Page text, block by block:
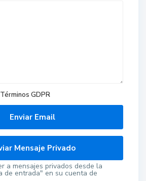
Términos GDPR
a mensajes privados desde la
de entrada" en su cuenta de